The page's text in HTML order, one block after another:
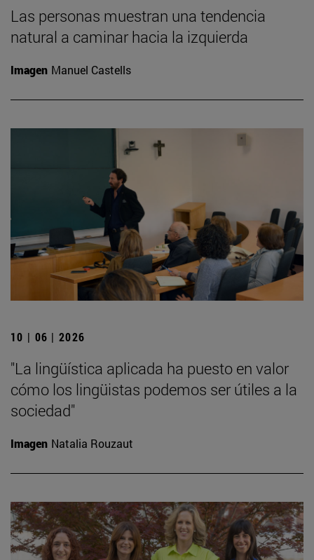
Las personas muestran una tendencia
natural a caminar hacia la izquierda
Imagen Manuel Castells
10 | 06 | 2026
"La lingüística aplicada ha puesto en valor
cómo los lingüistas podemos ser útiles a la
sociedad"
Imagen Natalia Rouzaut